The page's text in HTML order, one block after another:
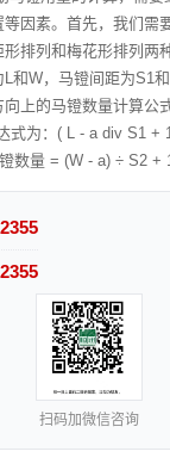
因素。首先，我们需
排列和梅花形排列两
和W，马镫间距为S1
上的马镫数量计算公
式为：( L - a div S1 +
数量 = (W - a) ÷ S2 +
扫码加微信咨询